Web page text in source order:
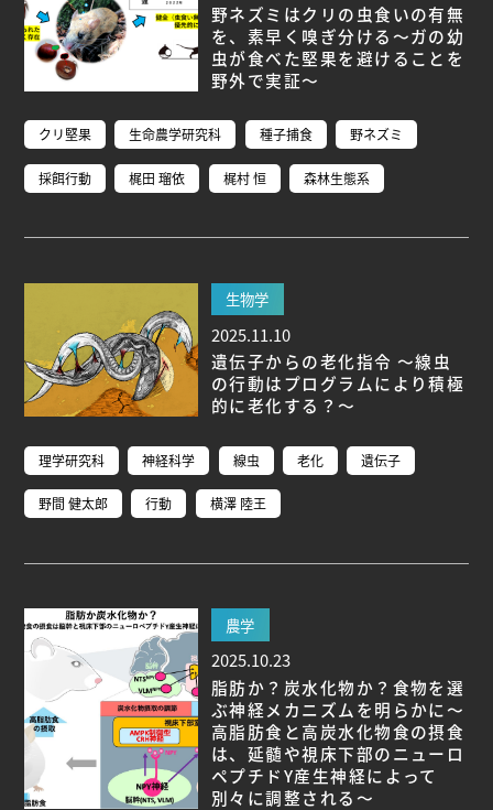
野ネズミはクリの虫食いの有無
を、素早く嗅ぎ分ける～ガの幼
虫が食べた堅果を避けることを
野外で実証～
クリ堅果 生命農学研究科 種子捕食 野ネズミ
採餌行動 梶田 瑠依 梶村 恒 森林生態系
生物学
2025.11.10
遺伝子からの老化指令 ～線虫
の行動はプログラムにより積極
的に老化する？～
理学研究科 神経科学 線虫 老化 遺伝子
野間 健太郎 行動 横澤 陸王
農学
2025.10.23
脂肪か？炭水化物か？食物を選
ぶ神経メカニズムを明らかに～
高脂肪食と高炭水化物食の摂食
は、延髄や視床下部のニューロ
ペプチドY産生神経によって
別々に調整される～